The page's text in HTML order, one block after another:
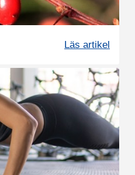
Läs artikel